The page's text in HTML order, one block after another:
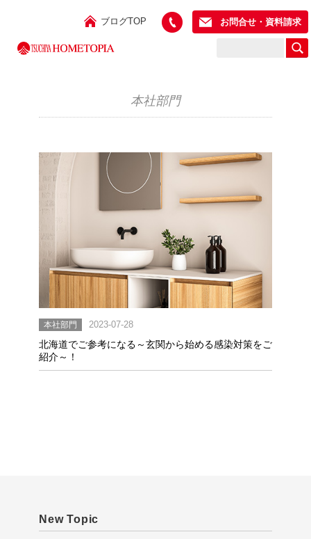
ブログTOP お問合せ・資料請求
本社部門
本社部門 2023-07-28
北海道でご参考になる～玄関から始める感染対策をご
紹介～！
New Topic